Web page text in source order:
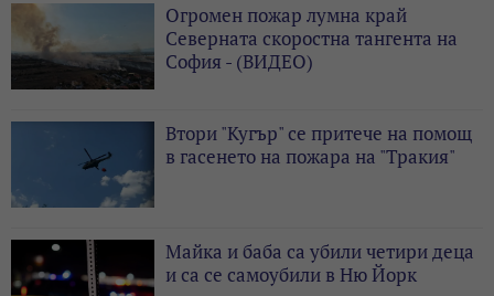
Огромен пожар лумна край
Северната скоростна тангента на
София - (ВИДЕО)
Втори "Кугър" се притече на помощ
в гасенето на пожара на "Тракия"
Майка и баба са убили четири деца
и са се самоубили в Ню Йорк